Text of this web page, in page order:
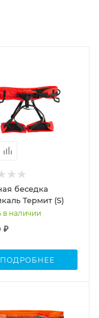
беседка
Термит (S)
в наличии
₽
ПОДРОБНЕЕ